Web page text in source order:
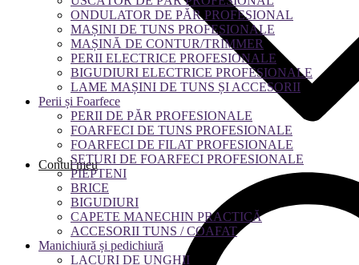
Contul meu
ONDULATOR DE PĂR PROFESIONAL
MAȘINI DE TUNS PROFESIONALE
MAȘINĂ DE CONTUR/TRIMMER
PERII ELECTRICE PROFESIONALE
BIGUDIURI ELECTRICE PROFESIONALE
LAME MAȘINI DE TUNS ȘI ACCESORII
Perii și Foarfece
PERII DE PĂR PROFESIONALE
FOARFECI DE TUNS PROFESIONALE
FOARFECI DE FILAT PROFESIONALE
SETURI DE FOARFECI PROFESIONALE
PIEPTENI
BRICE
BIGUDIURI
CAPETE MANECHIN PRACTICĂ
ACCESORII TUNS / COAFAT
Manichiură și pedichiură
LACURI DE UNGHII